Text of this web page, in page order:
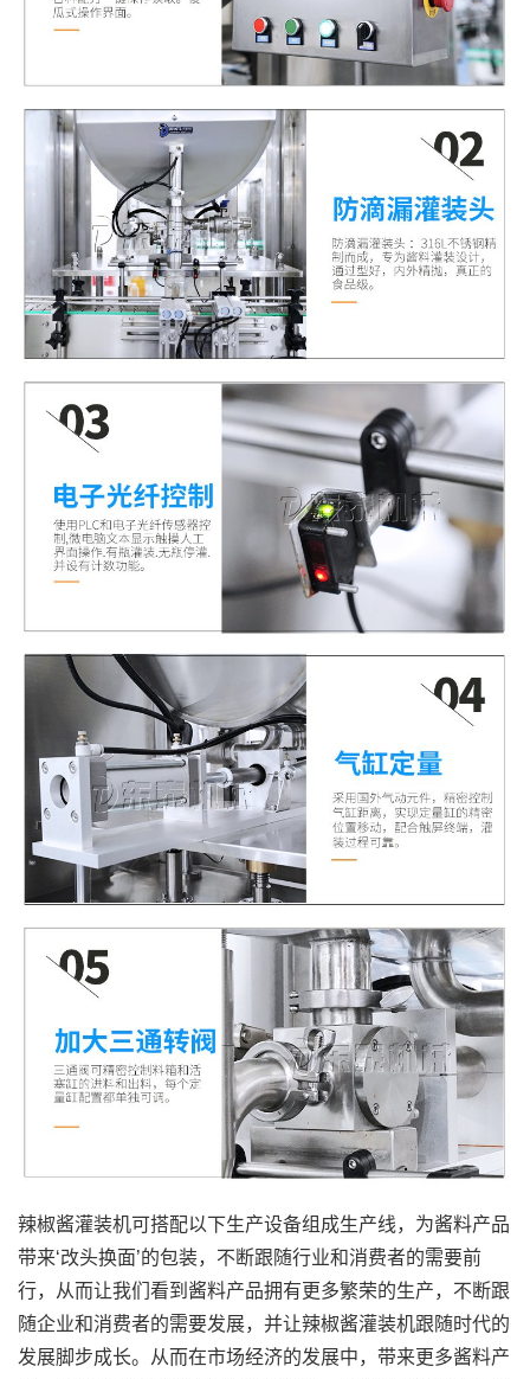
辣椒酱灌装机可搭配以下生产设备组成生产线，为酱料产品
带来‘改头换面’的包装，不断跟随行业和消费者的需要前
行，从而让我们看到酱料产品拥有更多繁荣的生产，不断跟
随企业和消费者的需要发展，并让辣椒酱灌装机跟随时代的
发展脚步成长。从而在市场经济的发展中，带来更多酱料产